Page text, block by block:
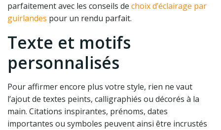
parfaitement avec les conseils de choix d’éclairage par
guirlandes pour un rendu parfait.
Texte et motifs
personnalisés
Pour affirmer encore plus votre style, rien ne vaut
l’ajout de textes peints, calligraphiés ou décorés à la
main. Citations inspirantes, prénoms, dates
importantes ou symboles peuvent ainsi être incrustés